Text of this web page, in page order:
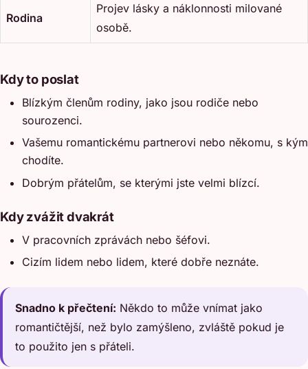
Rodina
Projev lásky a náklonnosti milované
osobě.
Kdy to poslat
Blízkým členům rodiny, jako jsou rodiče nebo
sourozenci.
Vašemu romantickému partnerovi nebo někomu, s kým
chodíte.
Dobrým přátelům, se kterými jste velmi blízcí.
Kdy zvážit dvakrát
V pracovních zprávách nebo šéfovi.
Cizím lidem nebo lidem, které dobře neznáte.
Snadno k přečtení: Někdo to může vnímat jako
romantičtější, než bylo zamýšleno, zvláště pokud je
to použito jen s přáteli.